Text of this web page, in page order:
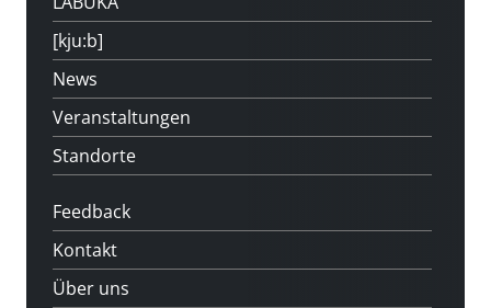
[kju:b]
News
Veranstaltungen
Standorte
Feedback
Kontakt
Über uns